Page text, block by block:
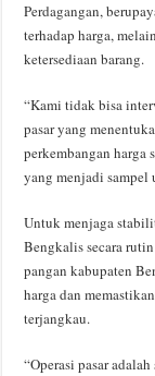
Perdagangan,
terhadap harga,
ketersediaan barang.
“Kami tidak bisa
pasar yang
perkembangan harga
yang menjadi sampel
Untuk menjaga
Bengkalis secara
pangan kabupaten
harga dan
terjangkau.
“Operasi pasar